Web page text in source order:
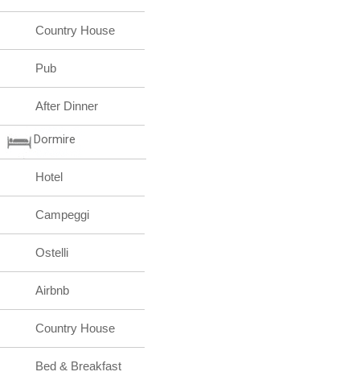
Country House
Pub
After Dinner
Dormire
Hotel
Campeggi
Ostelli
Airbnb
Country House
Bed & Breakfast